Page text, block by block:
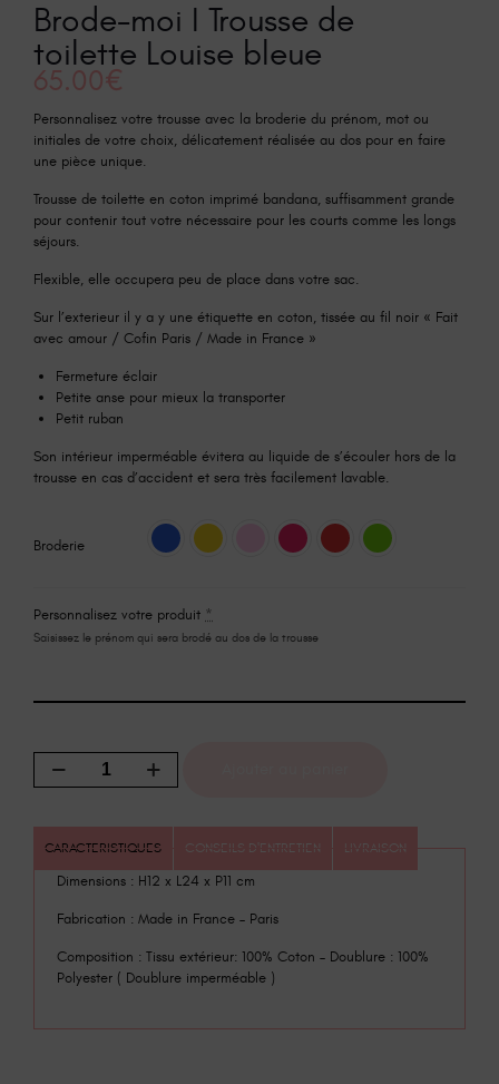
Brode-moi I Trousse de
toilette Louise bleue
65.00€
Personnalisez votre trousse avec la broderie du prénom, mot ou
initiales de votre choix, délicatement réalisée au dos pour en faire
une pièce unique.
Trousse de toilette en coton imprimé bandana, suffisamment grande
pour contenir tout votre nécessaire pour les courts comme les longs
séjours.
Flexible, elle occupera peu de place dans votre sac.
Sur l’exterieur il y a y une étiquette en coton, tissée au fil noir « Fait
avec amour / Cofin Paris / Made in France »
Fermeture éclair
Petite anse pour mieux la transporter
Petit ruban
Son intérieur imperméable évitera au liquide de s’écouler hors de la
trousse en cas d’accident et sera très facilement lavable.
Broderie
Personnalisez votre produit *
Saisissez le prénom qui sera brodé au dos de la trousse
CARACTERISTIQUES CONSEILS D'ENTRETIEN LIVRAISON
Dimensions : H12 x L24 x P11 cm
Fabrication : Made in France – Paris
Composition : Tissu extérieur: 100% Coton – Doublure : 100%
Polyester ( Doublure imperméable )